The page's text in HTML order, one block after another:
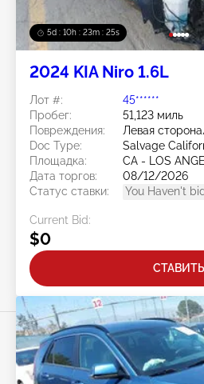
5d : 10h : 23m : 22s
2024 KIA Niro 1.6L
Лот #:
45******
Пробег:
51,123 миль
Повреждения:
Левая
Doc Type:
Salvage
Площадка:
CA - LOS
Дата торгов:
08/12/2026
Статус ставки:
You Haven't
Current Bid:
$0
СТАВИТЬ